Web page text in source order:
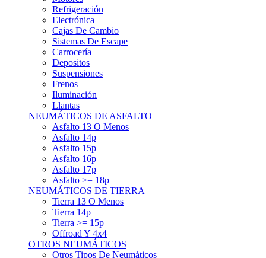
Refrigeración
Electrónica
Cajas De Cambio
Sistemas De Escape
Carrocería
Depositos
Suspensiones
Frenos
Iluminación
Llantas
NEUMÁTICOS DE ASFALTO
Asfalto 13 O Menos
Asfalto 14p
Asfalto 15p
Asfalto 16p
Asfalto 17p
Asfalto >= 18p
NEUMÁTICOS DE TIERRA
Tierra 13 O Menos
Tierra 14p
Tierra >= 15p
Offroad Y 4x4
OTROS NEUMÁTICOS
Otros Tipos De Neumáticos